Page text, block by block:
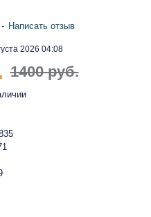
2026 04:08
- Написать отзыв
1400 руб.